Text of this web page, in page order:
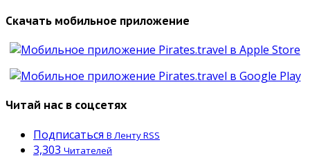
Скачать мобильное приложение
Читай нас в соцсетях
Подписаться В Ленту RSS
3,303 Читателей